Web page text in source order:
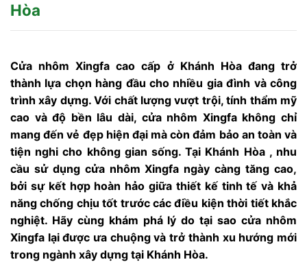
Hòa
Cửa nhôm Xingfa cao cấp ở Khánh Hòa đang trở
thành lựa chọn hàng đầu cho nhiều gia đình và công
trình xây dựng. Với chất lượng vượt trội, tính thẩm mỹ
cao và độ bền lâu dài, cửa nhôm Xingfa không chỉ
mang đến vẻ đẹp hiện đại mà còn đảm bảo an toàn và
tiện nghi cho không gian sống. Tại Khánh Hòa , nhu
cầu sử dụng cửa nhôm Xingfa ngày càng tăng cao,
bởi sự kết hợp hoàn hảo giữa thiết kế tinh tế và khả
năng chống chịu tốt trước các điều kiện thời tiết khắc
nghiệt. Hãy cùng khám phá lý do tại sao cửa nhôm
Xingfa lại được ưa chuộng và trở thành xu hướng mới
trong ngành xây dựng tại Khánh Hòa.